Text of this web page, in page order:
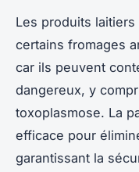
Les produits
certains fromages
car ils peuvent
dangereux, y
toxoplasmose. La
efficace pour
garantissant la